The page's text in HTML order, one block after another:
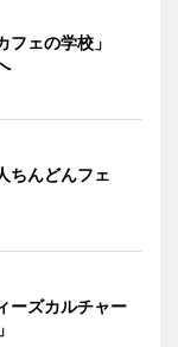
フェの学校」
ちんどんフェ
ーズカルチャー